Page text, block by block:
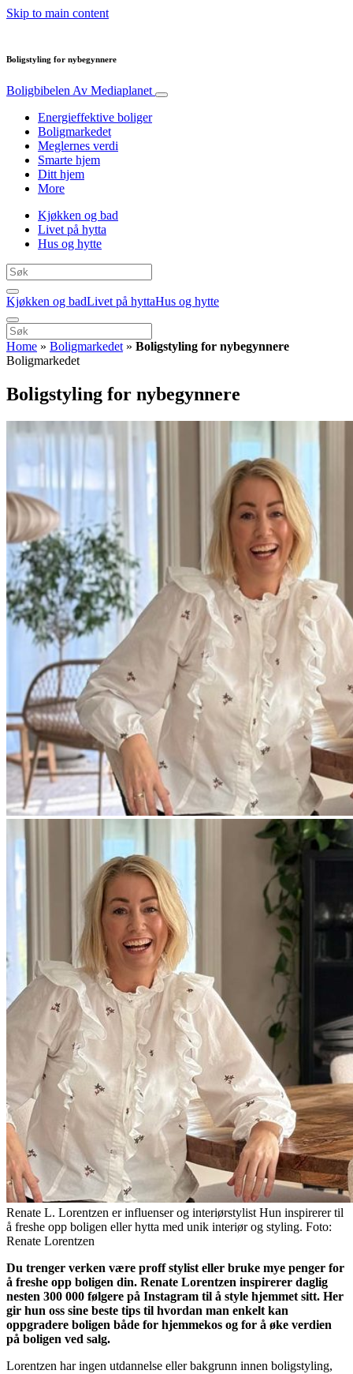
Skip to main content
Boligstyling for nybegynnere
Boligbibelen Av Mediaplanet
Energieffektive boliger
Boligmarkedet
Meglernes verdi
Smarte hjem
Ditt hjem
More
Kjøkken og bad
Livet på hytta
Hus og hytte
Kjøkken og badLivet på hyttaHus og hytte
Home » Boligmarkedet » Boligstyling for nybegynnere
Boligmarkedet
Boligstyling for nybegynnere
Renate L. Lorentzen er influenser og interiørstylist Hun inspirerer til
å freshe opp boligen eller hytta med unik interiør og styling. Foto:
Renate Lorentzen
Du trenger verken være proff stylist eller bruke mye penger for
å freshe opp boligen din. Renate Lorentzen inspirerer daglig
nesten 300 000 følgere på Instagram til å style hjemmet sitt. Her
gir hun oss sine beste tips til hvordan man enkelt kan
oppgradere boligen både for hjemmekos og for å øke verdien
på boligen ved salg.
Lorentzen har ingen utdannelse eller bakgrunn innen boligstyling,